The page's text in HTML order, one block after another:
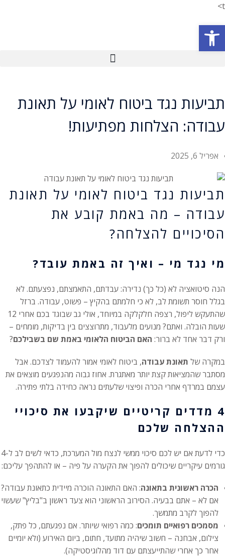
t>
תביעות נגד ביטוח לאומי על תאונת
עבודה: הצלחות מפתיעות!
אפריל 6, 2025
תביעות נגד ביטוח לאומי על תאונת
עבודה – מה באמת קובע את
הסיכויים להצלחה?
מי נגד מי – ואיך זה באמת עובד?
הנה סיטואציה לא (כל כך) נדירה: עבדתם, התאמצתם, נפצעתם. לא
בגלל חוסר תשומת לב, לא כי חלמתם בהקיץ – פשוט, עבודה. ברזל
שהתעקש ליפול, רצפה חלקלקה במיוחד, אולי גב שבוגד בכם אחרי 12
שעות הובלה. ואתם? מנועים מלעבוד, מתרוצצים בין בדיקות, מומחים –
ורק דבר אחד לא ברור: האם הביטוח הלאומי באמת שם בשבילכם?
במקרה של תאונת עבודה, ביטוח לאומי אמור להעמוד לצדכם. אבל
מסתבר שהמציאות קצת יותר מאתגרת. אחוז גבוה מהנפגעים מוצאים את
עצמם במרדף אחרי הכרה ופיצוי שלעתים נראה כחידה בלתי פתירה.
4 מדדים קריטיים שיקבעו את סיכויי
ההצלחה שלכם
כדי לדעת אם יש לכם סיכוי ממשי לנצח מול המערכת, כדאי לשים לב ל-4
גורמים עיקריים שיכולים להפוך את הקערה על פיה – או להתהפך עליכם:
הכרה ראשונית בתאונה: האם התאונה הוכרה מיידית כתאונת עבודה?
אם לא – אתם בבעיה. הסירוב הראשוני הוא צעד ראשון ב"בליץ" שעשוי
להפוך לקרב מתמשך.
מסמכים רפואיים תומכים: כמה רפואי שיותר. אם נפגעתם, כל פתק,
צילום, אבחנה – חשוב שיהיה מתועד, חתום, ביום האירוע (ולא יומיים
אחר כך אחרי שהתייעצתם עם דוד מהלוגיסטיקה).
פתח סרגל נגישות